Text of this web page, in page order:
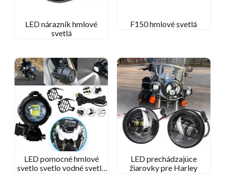
LED nárazník hmlové
svetlá
F150 hmlové svetlá
LED pomocné hmlové
svetlo svetlo vodné svetlo
LED prechádzajúce
žiarovky pre Harley